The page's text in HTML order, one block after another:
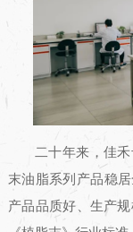
二十年来，佳
末油脂系列产品稳
产品品质好、生产